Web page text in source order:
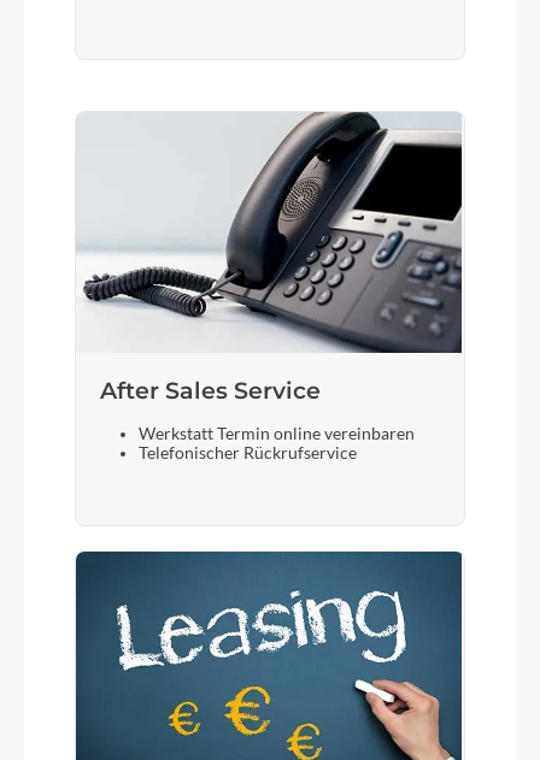
After Sales Service
Werkstatt Termin online vereinbaren
Telefonischer Rückrufservice